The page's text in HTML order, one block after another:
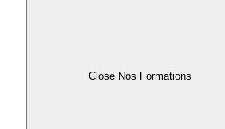
Close Nos Formations